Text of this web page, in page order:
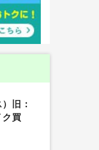
旧：
ク買